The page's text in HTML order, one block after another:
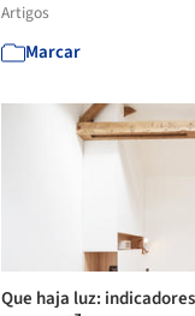
Artigos
Marcar
Que haja luz: